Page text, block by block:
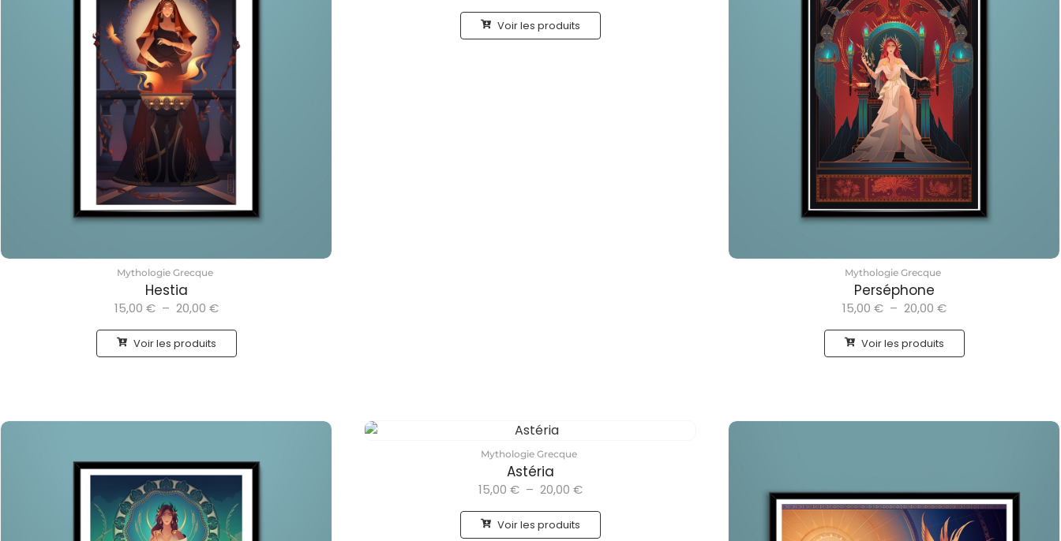
Mythologie Grecque
Hestia
15,00 € – 20,00 €
Voir les produits
Voir les produits
Mythologie Grecque
Perséphone
15,00 € – 20,00 €
Voir les produits
Mythologie Grecque
Astéria
15,00 € – 20,00 €
Voir les produits